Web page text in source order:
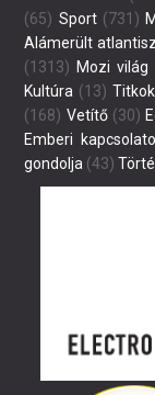
(65) Sport(731)
Alámerült
(1313) Mozi világ
Kultúra (13)
(168) Vetítő(30)
Emberi
gondolja (43)